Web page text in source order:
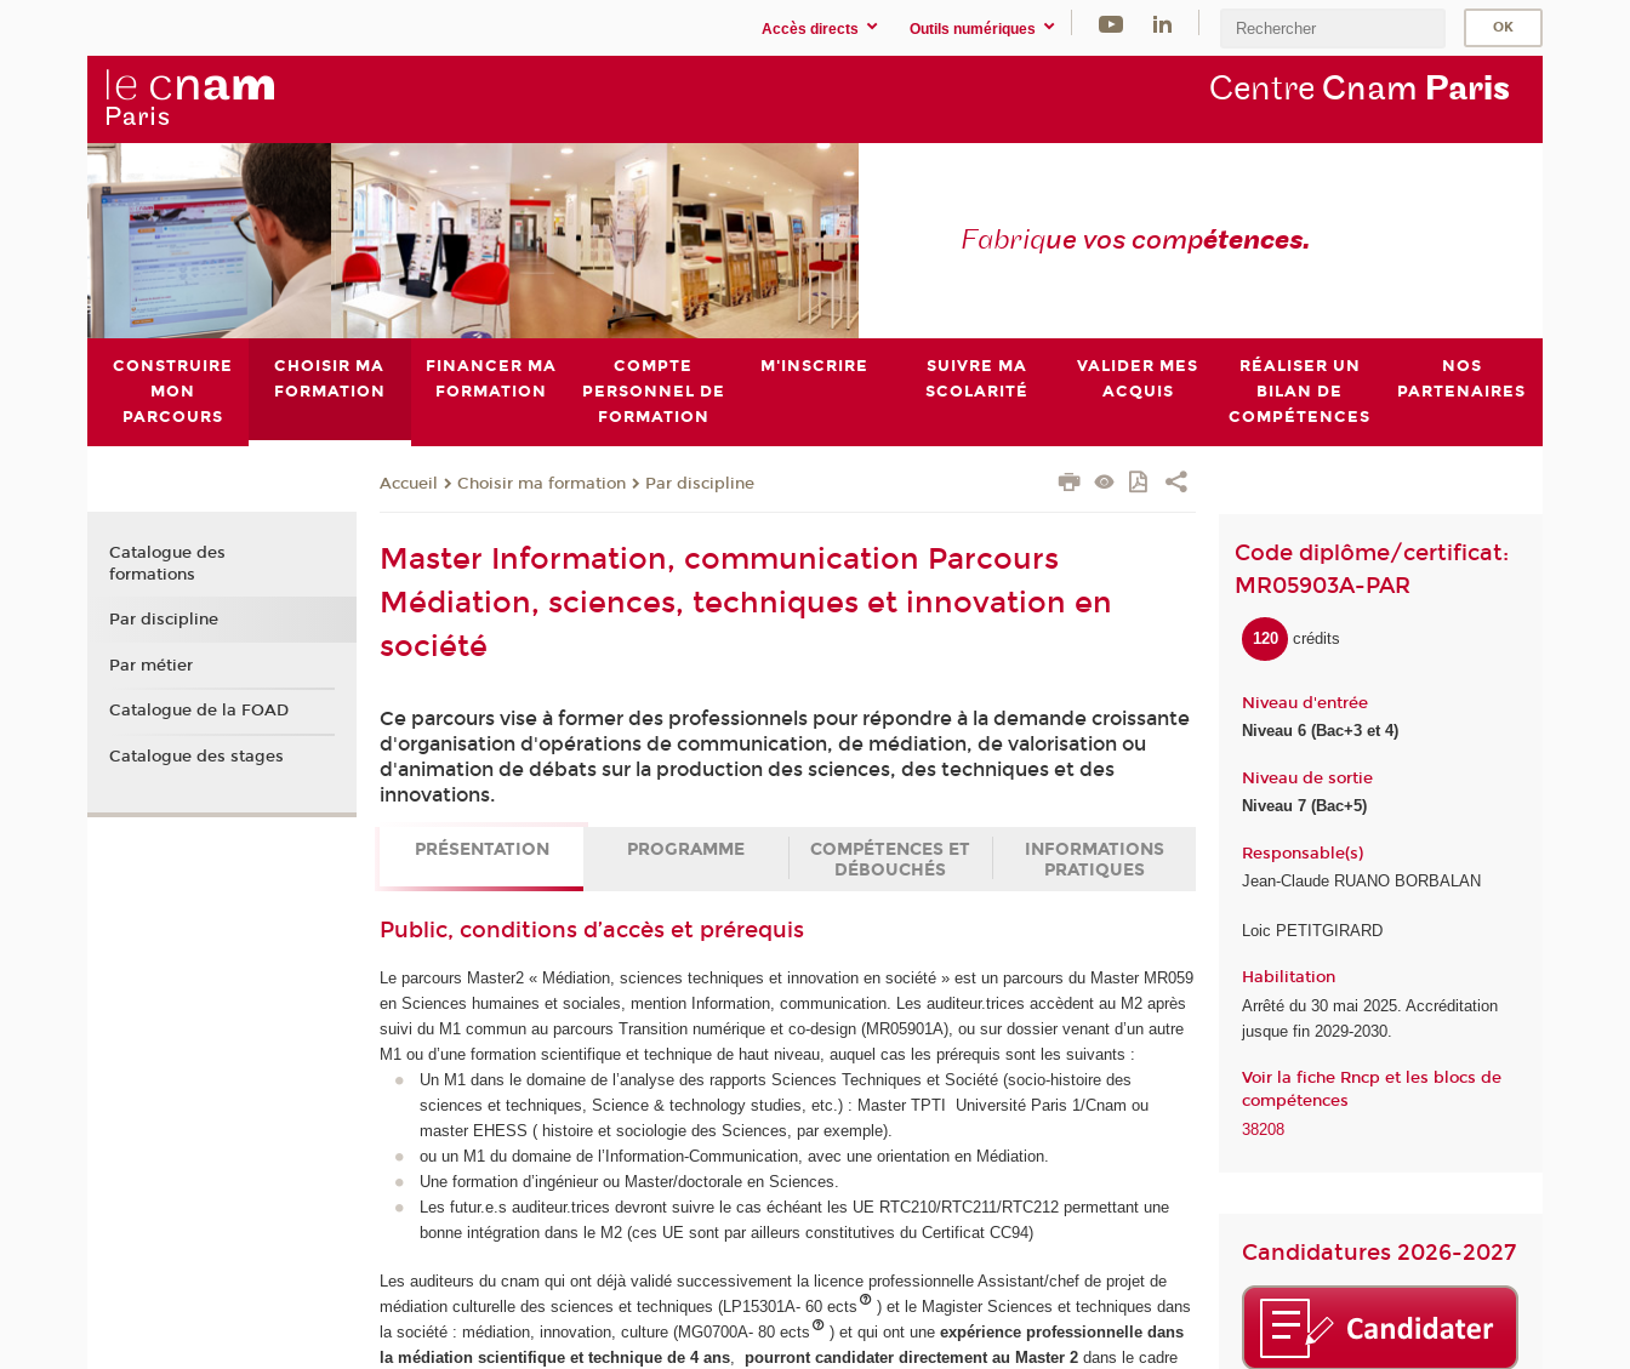
Accès directs Outils numériques
Centre Cnam Paris
Fabrique vos compétences.
CONSTRUIRE
MON
PARCOURS
CHOISIR MA
FORMATION
FINANCER MA
FORMATION
COMPTE
PERSONNEL DE
FORMATION
M'INSCRIRE
SUIVRE MA
SCOLARITÉ
VALIDER MES
ACQUIS
RÉALISER UN
BILAN DE
COMPÉTENCES
NOS
PARTENAIRES
Accueil Choisir ma formation Par discipline
Master Information, communication Parcours
Médiation, sciences, techniques et innovation en
société
Ce parcours vise à former des professionnels pour répondre à la demande croissante
d'organisation d'opérations de communication, de médiation, de valorisation ou
d'animation de débats sur la production des sciences, des techniques et des
innovations.
PRÉSENTATION PROGRAMME
COMPÉTENCES ET
DÉBOUCHÉS
INFORMATIONS
PRATIQUES
Public, conditions d’accès et prérequis
Le parcours Master2 « Médiation, sciences techniques et innovation en société » est un parcours du Master MR059
en Sciences humaines et sociales, mention Information, communication. Les auditeur.trices accèdent au M2 après
suivi du M1 commun au parcours Transition numérique et co-design (MR05901A), ou sur dossier venant d’un autre
M1 ou d’une formation scientifique et technique de haut niveau, auquel cas les prérequis sont les suivants :
Un M1 dans le domaine de l’analyse des rapports Sciences Techniques et Société (socio-histoire des
sciences et techniques, Science & technology studies, etc.) : Master TPTI Université Paris 1/Cnam ou
master EHESS ( histoire et sociologie des Sciences, par exemple).
ou un M1 du domaine de l’Information-Communication, avec une orientation en Médiation.
Une formation d’ingénieur ou Master/doctorale en Sciences.
Les futur.e.s auditeur.trices devront suivre le cas échéant les UE RTC210/RTC211/RTC212 permettant une
bonne intégration dans le M2 (ces UE sont par ailleurs constitutives du Certificat CC94)
Les auditeurs du cnam qui ont déjà validé successivement la licence professionnelle Assistant/chef de projet de
médiation culturelle des sciences et techniques (LP15301A- 60 ects
) et le Magister Sciences et techniques dans
la société : médiation, innovation, culture (MG0700A- 80 ects
) et qui ont uneexpérience professionnelle dans
la médiation scientifique et technique de 4 ans,pourront candidater directement au Master 2 dans le cadre
Code diplôme/certificat:
MR05903A-PAR
120 crédits
Niveau d'entrée
Niveau 6 (Bac+3 et 4)
Niveau de sortie
Niveau 7 (Bac+5)
Responsable(s)
Jean-Claude RUANO BORBALAN
Loic PETITGIRARD
Habilitation
Arrêté du 30 mai 2025. Accréditation
jusque fin 2029-2030.
Voir la fiche Rncp et les blocs de
compétences
38208
Candidatures 2026-2027
Catalogue des
formations
Par discipline
Par métier
Catalogue de la FOAD
Catalogue des stages